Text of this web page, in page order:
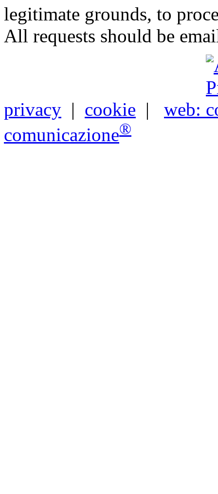
legitimate grounds, to
All requests should be
privacy | cookie | web:
comunicazione®